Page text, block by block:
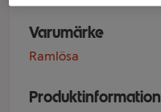
Varumärke
Ramlösa
Produktinformation